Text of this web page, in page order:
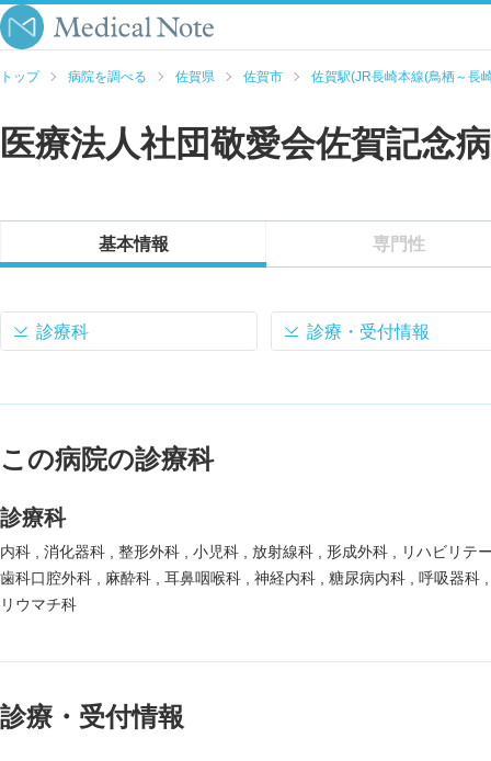
トップ 病院を調べる 佐賀県 佐賀市 佐賀駅(JR長崎本線(鳥栖～長
医療法人社団敬愛会佐賀記念
基本情報 専門性
診療科 診療・受付情報
この病院の診療科
診療科
内科 消化器科 整形外科 小児科 放射線科 形成外科
リハビリテ
歯科口腔外科
麻酔科 耳鼻咽喉科 神経内科 糖尿病内科
呼吸器科
リウマチ科
診療・受付情報